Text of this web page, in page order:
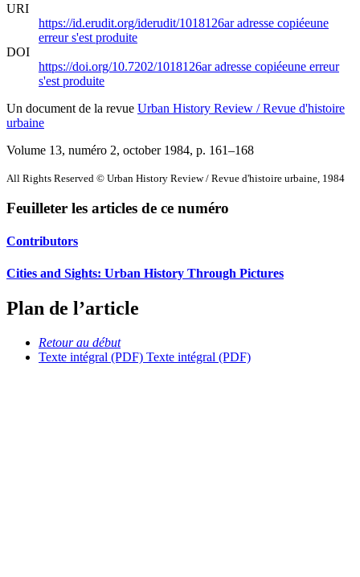
URI
https://id.erudit.org/iderudit/1018126aradresse copiéeune
erreur s'est produite
DOI
https://doi.org/10.7202/1018126aradresse copiéeune erreur
s'est produite
Un document de la revue Urban History Review / Revue d'histoire
urbaine
Volume 13, numéro 2, october 1984, p. 161–168
All Rights Reserved © Urban History Review / Revue d'histoire urbaine, 1984
Feuilleter les articles de ce numéro
Contributors
Cities and Sights: Urban History Through Pictures
Plan de l’article
Retour au début
Texte intégral (PDF) Texte intégral (PDF)